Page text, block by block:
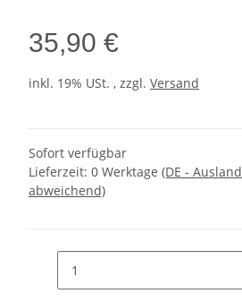
35,90 €
inkl. 19% USt. , zzgl. Versand
Sofort verfügbar
Lieferzeit: 0 Werktage (DE - Ausland
abweichend)